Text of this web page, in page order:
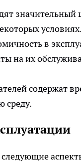
условиях.
в
на их
содержат
среду.